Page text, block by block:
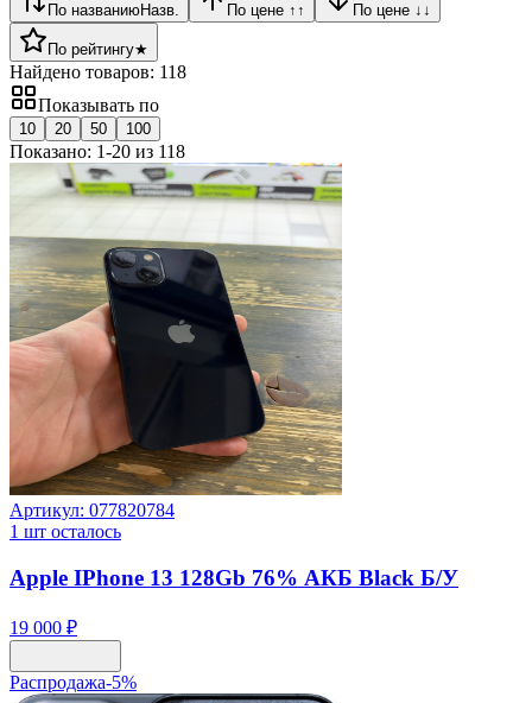
По названиюНазв. По цене ↑ ↑ По цене ↓ ↓
По рейтингу★
Найдено товаров: 118
Показывать по
10 20 50 100
Показано: 1-20 из 118
Артикул: 077820784
1 шт осталось
Apple IPhone 13 128Gb 76% АКБ Black Б/У
19 000 ₽
Распродажа-5%